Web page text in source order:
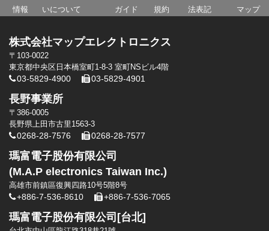
情報
いについて
ガイド
規約
法表記
マップ
株式会社マップエレクトロニクス
〒103-0022
東京都中央区日本橋室町1-8-3 室町NSビル4階
03-5829-4900 03-5829-4901
長野事業所
〒386-0005
長野県上田市古里1563-3
0268-28-7576 0268-28-7577
瑪富電子股份有限公司
(M.A.P electronics Taiwan Inc.)
高雄市前鎮區復興四路10号5階8号
+886-7-536-8610 +886-7-536-7065
瑪富電子股份有限公司[台北]